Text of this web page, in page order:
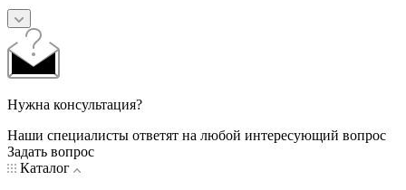
Нужна консультация?
Наши специалисты ответят на любой интересующий вопрос
Задать вопрос
Каталог